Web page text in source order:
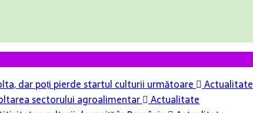
dar poți pierde startul culturii următoare
Actualitate
sectorului agroalimentar
Actualitate